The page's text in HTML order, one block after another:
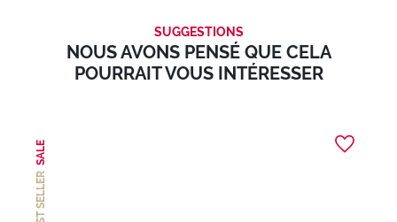
SUGGESTIONS
NOUS AVONS PENSÉ QUE CELA
POURRAIT VOUS INTÉRESSER
BEST SELLER
SALE